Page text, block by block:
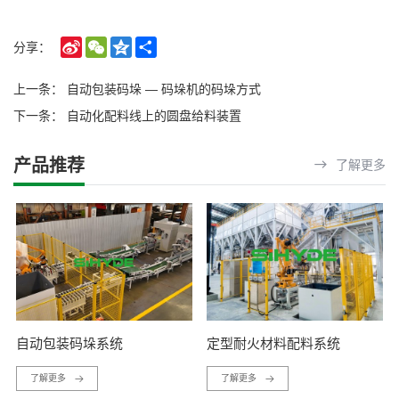
分享：
Sina
Weibo
WeChatQzone
上一条：
自动包装码垛 — 码垛机的码垛方式
下一条：
自动化配料线上的圆盘给料装置
产品推荐 了解更多
自动包装码垛系统
了解更多
定型耐火材料配料系统
了解更多